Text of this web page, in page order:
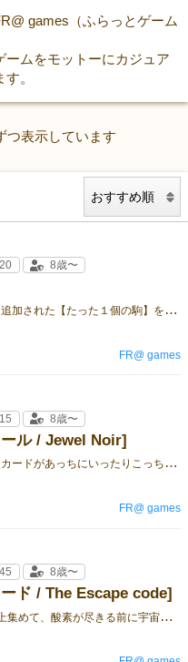
games（ふらっとゲーム
ムをモットーにカジュア
。
つ表示しています
目
を閉じている間に追加された【たった１個の駒】を見つけるメモリー＆隠れんぼ系ゲーム！
8歳〜
FR@ games
ル / Jewel Noir]
山
札をめくると得点カードがあっちにいったりこっちにいったり…。メモリー＆アクションの椅子取り風ゲーム！
8歳〜
FR@ games
ド / The Escape code]
同
じカードを4枚以上集めて、酸素が尽きる前に宇宙船から脱出しよう。生存者の最後の１人となって勝利をつかめ！
8歳〜